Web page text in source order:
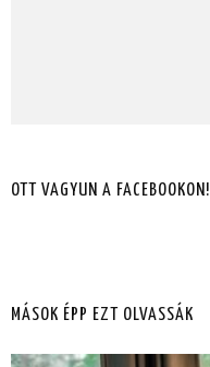
OTT VAGYUN A FACEBOOKON!
MÁSOK ÉPP EZT OLVASSÁK